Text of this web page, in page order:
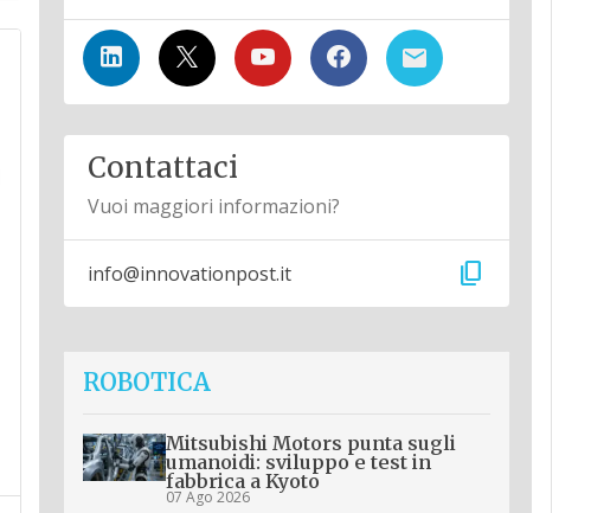
Contattaci
Vuoi maggiori informazioni?
info@innovationpost.it content_copy
ROBOTICA
Mitsubishi Motors punta sugli
umanoidi: sviluppo e test in
fabbrica a Kyoto
07 Ago 2026